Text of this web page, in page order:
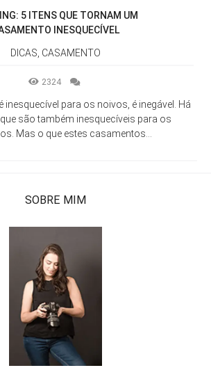
5 ITENS QUE TORNAM UM
INESQUECÍVEL
DICAS, CASAMENTO
2324
para os noivos, é inegável. Há
são também inesquecíveis para os
Mas o que estes casamentos...
SOBRE MIM